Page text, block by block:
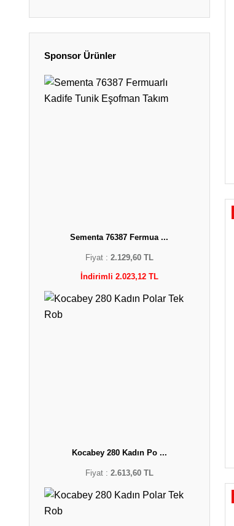
Sponsor Ürünler
Sementa 76387 Fermua ...
Fiyat : 2.129,60 TL
İndirimli 2.023,12 TL
Kocabey 280 Kadın Po ...
Fiyat : 2.613,60 TL